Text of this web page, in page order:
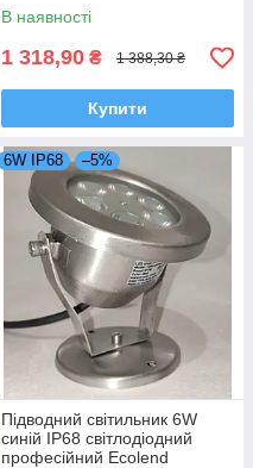
В наявності
1 318,90 ₴ 1 388,30 ₴
Купити
6W IP68 –5%
Підводний світильник 6W
синій ІР68 світлодіодний
професійний Ecolend